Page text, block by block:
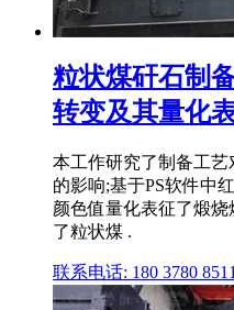
粒状煤矸石制
转变及其量化
本工作研究了制备工
的影响;基于PS软件中
颜色值量化表征了煅
了粒状煤 .
联系电话: 180 3780 8511